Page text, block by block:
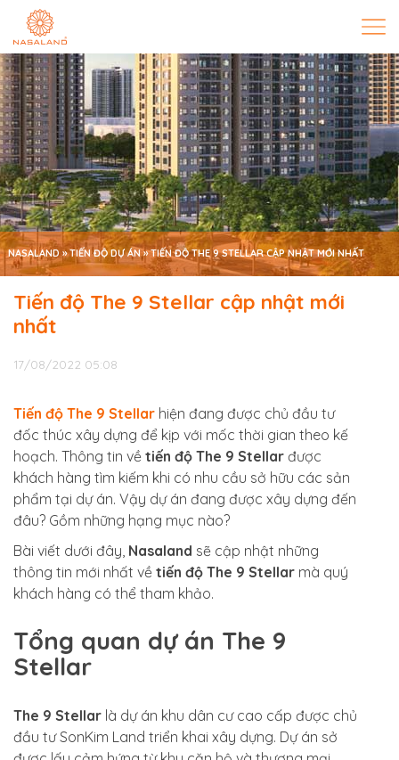
NASALAND »TIẾN ĐỘ DỰ ÁN»TIẾN ĐỘ THE 9 STELLAR CẬP NHẬT MỚI NHẤT
Tiến độ The 9 Stellar cập nhật mới
nhất
17/08/2022 05:08
Tiến độ The 9 Stellar hiện đang được chủ đầu tư
đốc thúc xây dựng để kịp với mốc thời gian theo kế
hoạch. Thông tin về tiến độ The 9 Stellar được
khách hàng tìm kiếm khi có nhu cầu sở hữu các sản
phẩm tại dự án. Vậy dự án đang được xây dựng đến
đâu? Gồm những hạng mục nào?
Bài viết dưới đây, Nasaland sẽ cập nhật những
thông tin mới nhất về tiến độ The 9 Stellar mà quý
khách hàng có thể tham khảo.
Tổng quan dự án The 9
Stellar
The 9 Stellar là dự án khu dân cư cao cấp được chủ
đầu tư SonKim Land triển khai xây dựng. Dự án sở